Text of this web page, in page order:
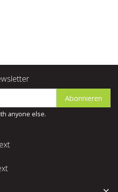
Abonnieren
anyone else.